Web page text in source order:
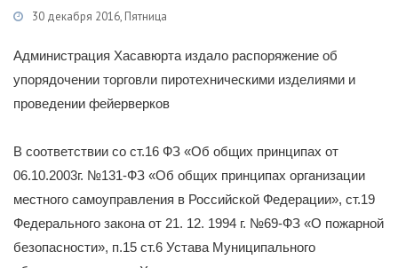
30 декабря 2016, Пятница
Администрация Хасавюрта издало распоряжение об
упорядочении торговли пиротехническими изделиями и
проведении фейерверков
В соответствии со ст.16 ФЗ «Об общих принципах от
06.10.2003г. №131-ФЗ «Об общих принципах организации
местного самоуправления в Российской Федерации», ст.19
Федерального закона от 21. 12. 1994 г. №69-ФЗ «О пожарной
безопасности», п.15 ст.6 Устава Муниципального